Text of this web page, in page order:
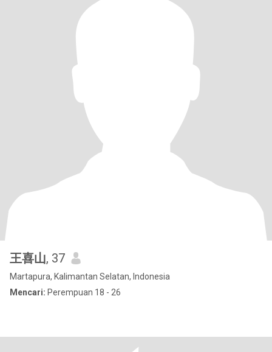
王喜山, 37
Martapura, Kalimantan Selatan, Indonesia
Mencari: Perempuan 18 - 26